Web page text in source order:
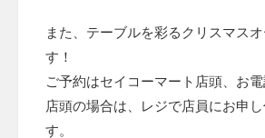
また、テーブルを彩るクリスマス
す！
ご予約はセイコーマート店頭、お
店頭の場合は、レジで店員にお申
す。